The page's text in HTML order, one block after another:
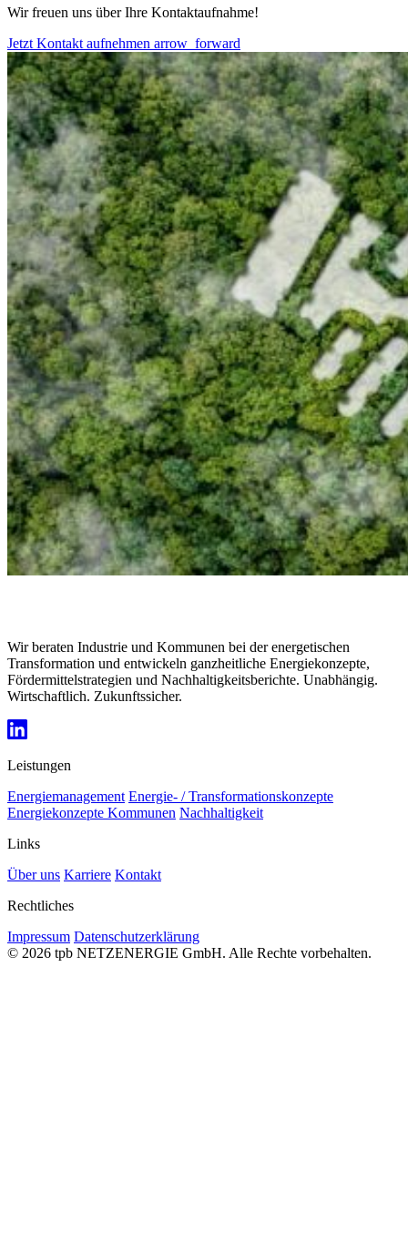
Wir freuen uns über Ihre Kontaktaufnahme!
Jetzt Kontakt aufnehmen arrow_forward
Wir beraten Industrie und Kommunen bei der energetischen
Transformation und entwickeln ganzheitliche Energiekonzepte,
Fördermittelstrategien und Nachhaltigkeitsberichte. Unabhängig.
Wirtschaftlich. Zukunftssicher.
Leistungen
Energie­management Energie- / Transfor­mations­konzepte
Energiekonzepte Kommunen Nachhaltigkeit
Links
Über uns Karriere Kontakt
Rechtliches
Impressum Datenschutzerklärung
© 2026 tpb NETZENERGIE GmbH. Alle Rechte vorbehalten.